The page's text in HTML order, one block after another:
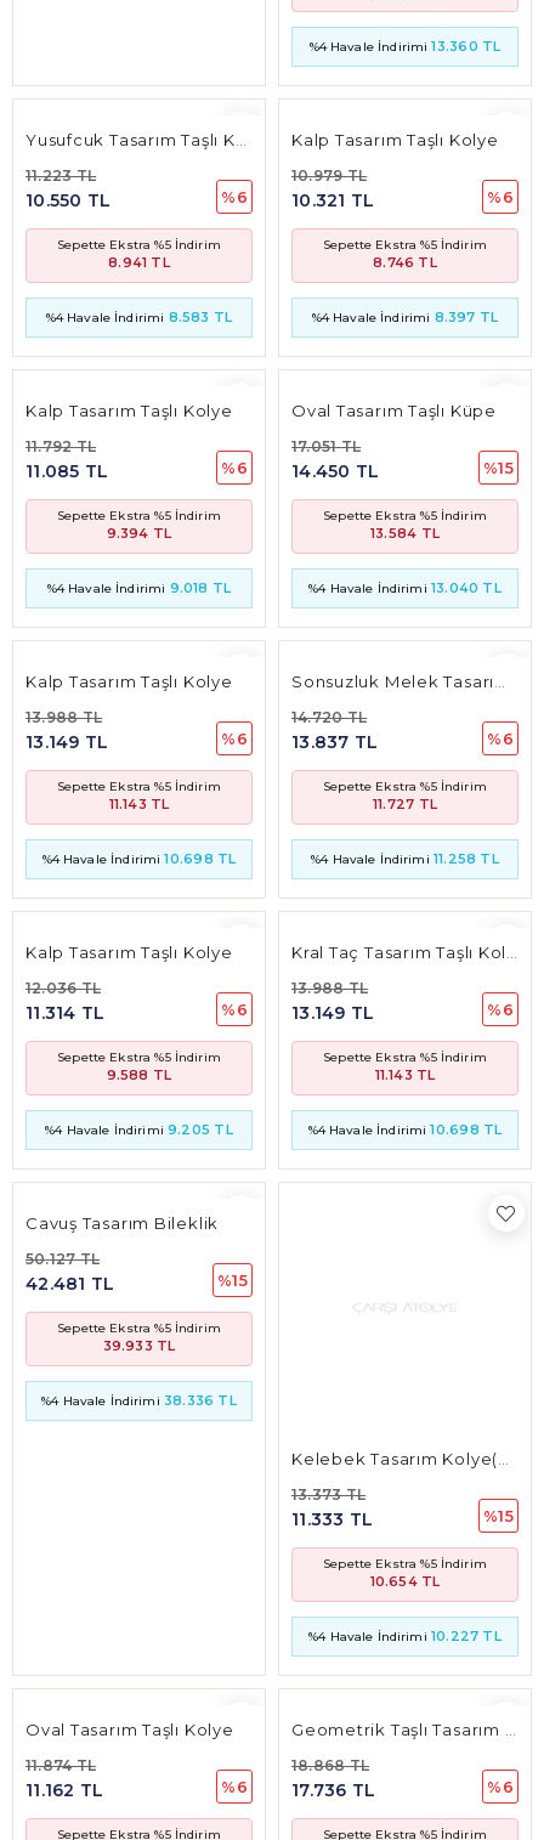
%4 Havale İndirimi8.583 TL
Sepette Ekstra %5 İndirim
8.746 TL
%4 Havale İndirimi8.397 TL
Kalp Tasarım Taşlı Kolye
11.085 TL
11.792 TL
%6
Sepette Ekstra %5 İndirim
9.394 TL
%4 Havale İndirimi9.018 TL
Oval Tasarım Taşlı Küpe
14.450 TL
17.051 TL
%15
Sepette Ekstra %5 İndirim
13.584 TL
%4 Havale İndirimi13.040 TL
Kalp Tasarım Taşlı Kolye
13.149 TL
13.988 TL
%6
Sepette Ekstra %5 İndirim
11.143 TL
%4 Havale İndirimi10.698 TL
13.837 TL
14.720 TL
%6
Sepette Ekstra %5 İndirim
11.727 TL
%4 Havale İndirimi11.258 TL
Kalp Tasarım Taşlı Kolye
11.314 TL
12.036 TL
%6
Sepette Ekstra %5 İndirim
9.588 TL
%4 Havale İndirimi9.205 TL
13.149 TL
13.988 TL
%6
Sepette Ekstra %5 İndirim
11.143 TL
%4 Havale İndirimi10.698 TL
Cavuş Tasarım Bileklik
42.481 TL
50.127 TL
%15
Sepette Ekstra %5 İndirim
39.933 TL
%4 Havale İndirimi38.336 TL
Kelebek Tasarım Kolye(9 Mm* 12 Mm 3Mm)
%4 Havale İndirimi9.081 TL
17.736 TL
18.868 TL
%6
Sepette Ekstra %5 İndirim
15.031 TL
%4 Havale İndirimi14.430 TL
At Tasarım Kolye
10.173 TL
12.004 TL
%15 14.907 TL
15.859 TL
%6